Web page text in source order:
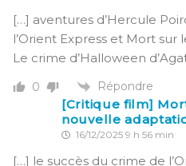
[…] aventures d’Hercule
l’Orient Express et Mort sur
Le crime d’Halloween
0 Répondre
[Critique film]
nouvelle
16/12/2025 9 h 56 min
[…] le succès du crime de